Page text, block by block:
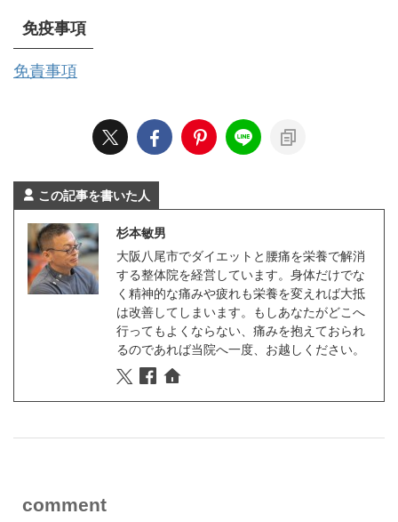
免疫事項
免責事項
この記事を書いた人
杉本敏男
大阪八尾市でダイエットと腰痛を栄養で解消
する整体院を経営しています。身体だけでな
く精神的な痛みや疲れも栄養を変えれば大抵
は改善してしまいます。もしあなたがどこへ
行ってもよくならない、痛みを抱えておられ
るのであれば当院へ一度、お越しください。
comment